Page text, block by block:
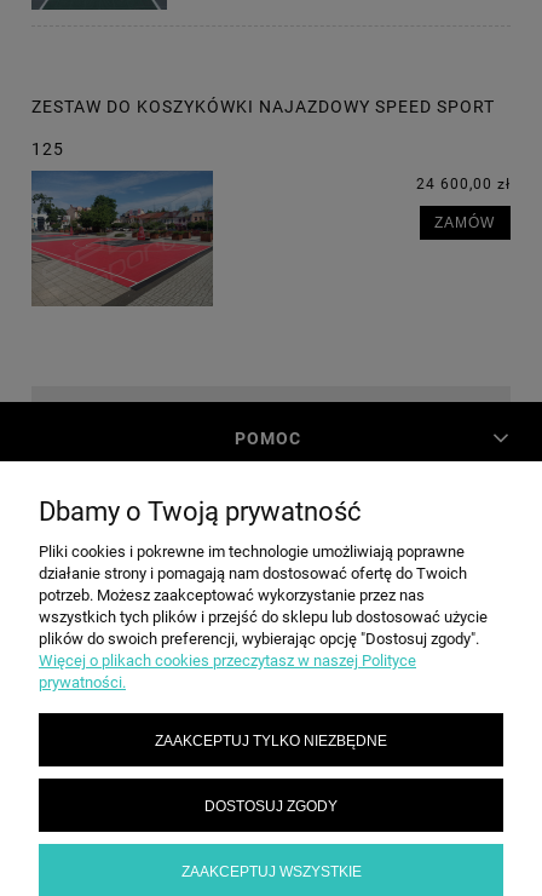
ZESTAW DO KOSZYKÓWKI NAJAZDOWY SPEED SPORT
125
24 600,00 zł
ZAMÓW
POMOC
MOJE KONTO
PŁATNOŚCI I DOSTAWA
INFORMACJE
O NAS
SPEED grupa Sp. z o.o. | ul. Parkowa 12, 05-200 Wołomin |sekretariat@spd.pl
Dbamy o Twoją prywatność
Pliki cookies i pokrewne im technologie umożliwiają poprawne
działanie strony i pomagają nam dostosować ofertę do Twoich
potrzeb. Możesz zaakceptować wykorzystanie przez nas
wszystkich tych plików i przejść do sklepu lub dostosować użycie
plików do swoich preferencji, wybierając opcję "Dostosuj zgody".
Więcej o plikach cookies przeczytasz w naszej Polityce
prywatności.
ZAAKCEPTUJ TYLKO NIEZBĘDNE
DOSTOSUJ ZGODY
ZAAKCEPTUJ WSZYSTKIE